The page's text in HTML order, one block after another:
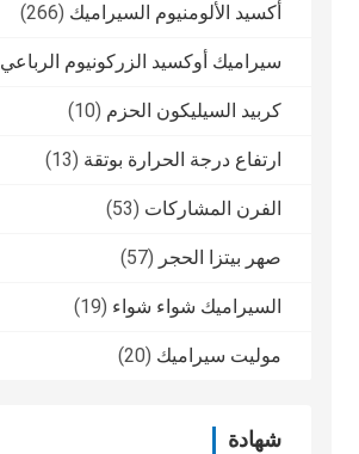
أكسيد الألومنيوم السيراميك (266)
سيراميك أوكسيد الزركونيوم الرباعي
كربيد السيليكون الحزم (10)
ارتفاع درجة الحرارة بوتقة (13)
الفرن المشاركات (53)
صهر بيتزا الحجر (57)
السيراميك شواء شواء (19)
موليت سيراميك (20)
شهادة